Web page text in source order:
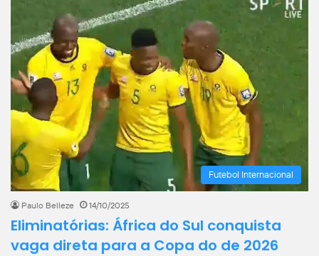
Futebol Internacional
Paulo Belleze 14/10/2025
Eliminatórias: África do Sul conquista
vaga direta para a Copa do de 2026